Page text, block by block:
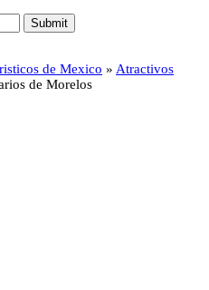
Submit
de Mexico » Atractivos
de Morelos